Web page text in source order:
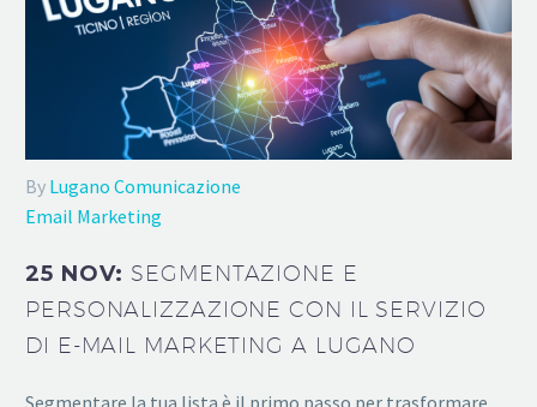
By Lugano Comunicazione
Email Marketing
25 NOV: SEGMENTAZIONE E
PERSONALIZZAZIONE CON IL SERVIZIO
DI E-MAIL MARKETING A LUGANO